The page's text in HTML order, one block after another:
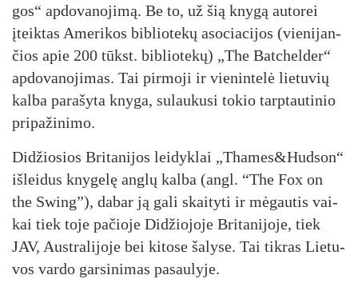
gos“ ap­do­va­no­ji­mą. Be to, už šią kny­gą au­to­rei
įteik­tas Ame­ri­kos bib­lio­te­kų aso­cia­ci­jos (vie­ni­jan­
čios apie 200 tūkst. bib­lio­te­kų) „The Bat­chel­der“
ap­do­va­no­ji­mas. Tai pir­mo­ji ir vie­nin­te­lė lie­tu­vių
kal­ba pa­ra­šy­ta kny­ga, su­lau­ku­si to­kio tarp­tau­ti­nio
pri­pa­ži­ni­mo.
Di­džio­sios Bri­ta­ni­jos lei­dyk­lai „Thames&Hudson“
iš­lei­dus kny­ge­lę ang­lų kal­ba (angl. “The Fox on
the Swing”), da­bar ją ga­li skai­ty­ti ir mė­gau­tis vai­
kai tiek to­je pa­čio­je Di­džio­jo­je Bri­ta­ni­jo­je, tiek
JAV, Aust­ra­li­jo­je bei ki­to­se ša­ly­se. Tai tik­ras Lie­tu­
vos var­do gar­si­ni­mas pa­sau­ly­je.